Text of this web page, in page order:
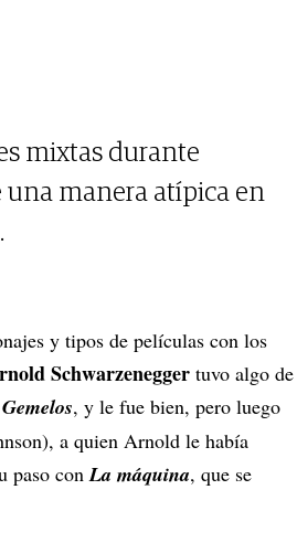
mixtas durante
una manera atípica en
y tipos de películas con los
Schwarzenegger tuvo algo de
Gemelos, y le fue bien, pero luego
a quien Arnold le había
paso con La máquina, que se